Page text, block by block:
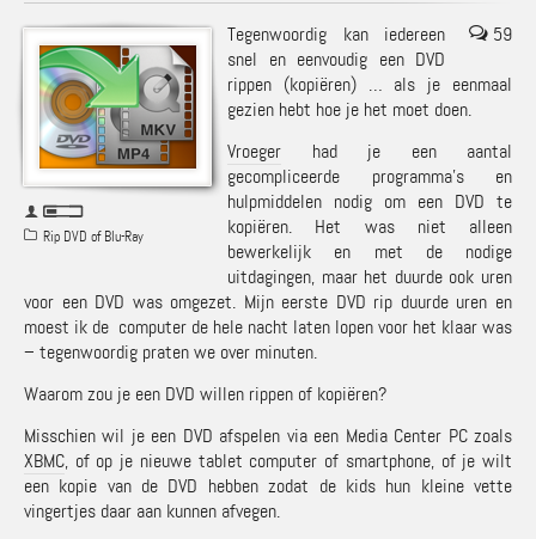
Rip DVD of Blu-Ray
59
Tegenwoordig kan iedereen
snel en eenvoudig een DVD
rippen (kopiëren) … als je eenmaal
gezien hebt hoe je het moet doen.
Vroeger had je een aantal
gecompliceerde programma’s en
hulpmiddelen nodig om een DVD te
kopiëren. Het was niet alleen
bewerkelijk en met de nodige
uitdagingen, maar het duurde ook uren
voor een DVD was omgezet. Mijn eerste DVD rip duurde uren en
moest ik de computer de hele nacht laten lopen voor het klaar was
– tegenwoordig praten we over minuten.
Waarom zou je een DVD willen rippen of kopiëren?
Misschien wil je een DVD afspelen via een Media Center PC zoals
XBMC, of op je nieuwe tablet computer of smartphone, of je wilt
een kopie van de DVD hebben zodat de kids hun kleine vette
vingertjes daar aan kunnen afvegen.